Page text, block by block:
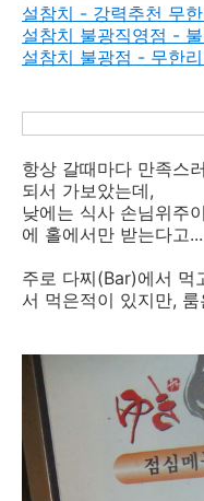
설참치 - 강력추천 무
설참치 불광직영점 -
설참치 불광점 - 무한
항상 갈때마다 만족스
되서 가보았는데,
낮에는 식사 손님위주
에 홀에서만 받는다고...
주로 다찌(Bar)에서 먹
서 먹은적이 있지만,